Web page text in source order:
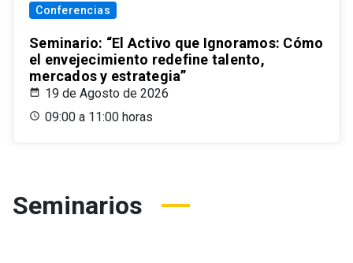
Conferencias
Seminario: “El Activo que Ignoramos: Cómo
el envejecimiento redefine talento,
mercados y estrategia”
19 de Agosto de 2026
09:00 a 11:00 horas
Seminarios